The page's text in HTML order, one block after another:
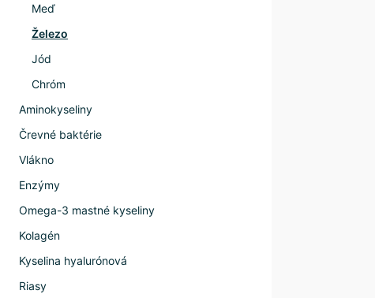
Meď
Železo
Jód
Chróm
Aminokyseliny
Črevné baktérie
Vlákno
Enzýmy
Omega-3 mastné kyseliny
Kolagén
Kyselina hyalurónová
Riasy